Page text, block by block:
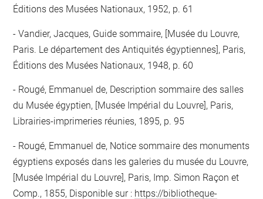
Éditions des Musées Nationaux, 1952, p. 61
Vandier, Jacques, Guide sommaire, [Musée du Louvre,
Paris. Le département des Antiquités égyptiennes], Paris,
Éditions des Musées Nationaux, 1948, p. 60
Rougé, Emmanuel de, Description sommaire des salles
du Musée égyptien, [Musée Impérial du Louvre], Paris,
Librairies-imprimeries réunies, 1895, p. 95
Rougé, Emmanuel de, Notice sommaire des monuments
égyptiens exposés dans les galeries du musée du Louvre,
[Musée Impérial du Louvre], Paris, Imp. Simon Raçon et
Comp., 1855, Disponible sur : https://bibliotheque-